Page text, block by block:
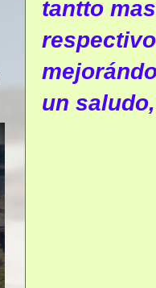
tantto
un